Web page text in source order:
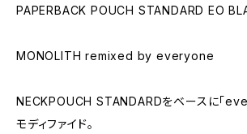
PAPERBACK POUCH STANDARD EO
MONOLITH remixed by everyone
NECKPOUCH STANDARDをベースに「
モディファイド。